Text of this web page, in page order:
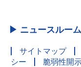
▶ ニュースルーム
サイトマップ
シー
脆弱性開